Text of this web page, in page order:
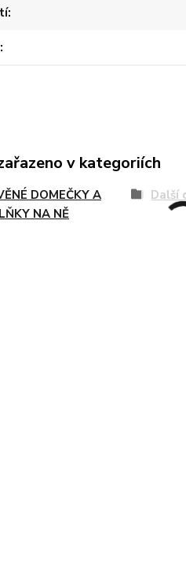
v kategoriích
DOMEČKY A
NA NĚ
Další